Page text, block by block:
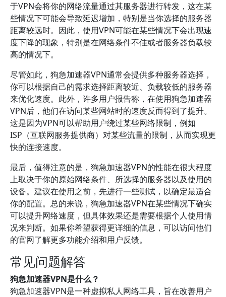
于VPN会将你的网络流量通过其服务器进行转发，这在某
些情况下可能会导致延迟增加，特别是当你选择的服务器
距离较远时。因此，使用VPN可能在某些情况下会出现速
度下降的现象，特别是在网络条件不佳或者服务器负载较
高的情况下。
尽管如此，狗急加速器VPN通常会提供多种服务器选择，
你可以根据自己的需求选择距离较近、负载较低的服务器
来优化速度。此外，许多用户报告称，在使用狗急加速器
VPN后，他们在访问某些网站时的速度反而得到了提升。
这是因为VPN可以帮助用户绕过某些网络限制，例如
ISP（互联网服务提供商）对某些流量的限制，从而实现更
快的连接速度。
最后，值得注意的是，狗急加速器VPN的性能在很大程度
上取决于你的原始网络条件、所选择的服务器以及使用的
设备。建议在使用之前，先进行一些测试，以确定最适合
你的配置。总的来说，狗急加速器VPN在某些情况下确实
可以提升网络速度，但具体效果还是需要根据个人使用情
况来判断。如果你希望获得更详细的信息，可以访问他们
的官网了解更多功能介绍和用户反馈。
常见问题解答
狗急加速器VPN是什么？
狗急加速器VPN是一种虚拟私人网络工具，旨在改善用户